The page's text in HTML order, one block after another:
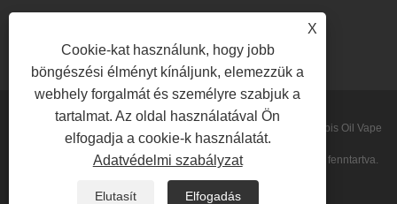
Copyright © 2026 Shenzhen Dican Technology Co.,Ltd. - Cannabis Oil Vape
Pens, Koncentrátum Párologtatók, Eldobható Vape - Minden jog fenntartva.
Sitemap XML
X
Cookie-kat használunk, hogy jobb
böngészési élményt kínáljunk, elemezzük a
webhely forgalmát és személyre szabjuk a
tartalmat. Az oldal használatával Ön
elfogadja a cookie-k használatát.
Adatvédelmi szabályzat
Elutasít Elfogadás